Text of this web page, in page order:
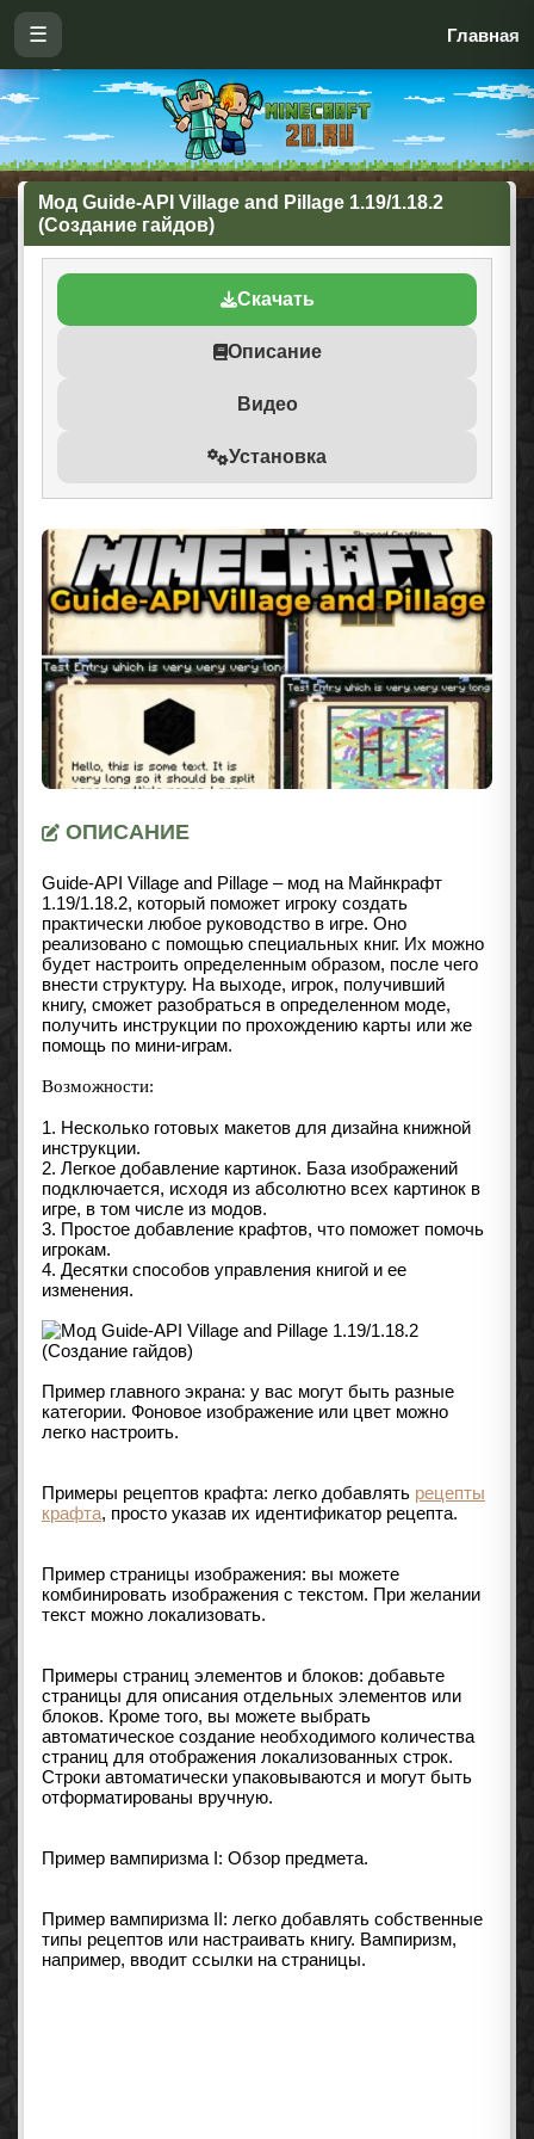
☰ Главная
Мод Guide-API Village and Pillage 1.19/1.18.2
(Создание гайдов)
Скачать
Описание
Видео
Установка
ОПИСАНИЕ
Guide-API Village and Pillage – мод на Майнкрафт
1.19/1.18.2, который поможет игроку создать
практически любое руководство в игре. Оно
реализовано с помощью специальных книг. Их можно
будет настроить определенным образом, после чего
внести структуру. На выходе, игрок, получивший
книгу, сможет разобраться в определенном моде,
получить инструкции по прохождению карты или же
помощь по мини-играм.
Возможности:
1. Несколько готовых макетов для дизайна книжной
инструкции.
2. Легкое добавление картинок. База изображений
подключается, исходя из абсолютно всех картинок в
игре, в том числе из модов.
3. Простое добавление крафтов, что поможет помочь
игрокам.
4. Десятки способов управления книгой и ее
изменения.
Пример главного экрана: у вас могут быть разные
категории. Фоновое изображение или цвет можно
легко настроить.
Примеры рецептов крафта: легко добавлять рецепты
крафта, просто указав их идентификатор рецепта.
Пример страницы изображения: вы можете
комбинировать изображения с текстом. При желании
текст можно локализовать.
Примеры страниц элементов и блоков: добавьте
страницы для описания отдельных элементов или
блоков. Кроме того, вы можете выбрать
автоматическое создание необходимого количества
страниц для отображения локализованных строк.
Строки автоматически упаковываются и могут быть
отформатированы вручную.
Пример вампиризма I: Обзор предмета.
Пример вампиризма II: легко добавлять собственные
типы рецептов или настраивать книгу. Вампиризм,
например, вводит ссылки на страницы.